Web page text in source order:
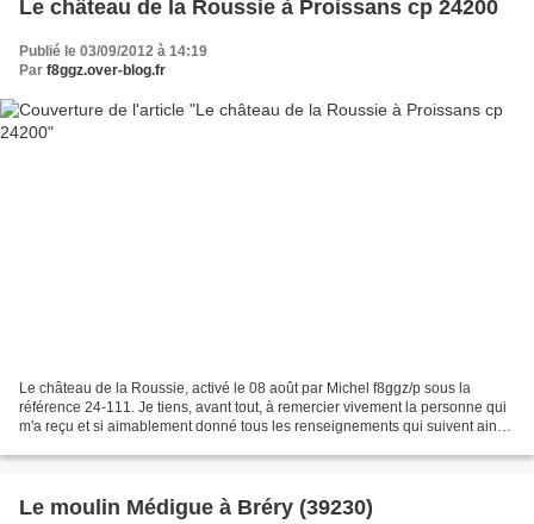
Le château de la Roussie à Proissans cp 24200
Publié le 03/09/2012 à 14:19
Par f8ggz.over-blog.fr
Le château de la Roussie, activé le 08 août par Michel f8ggz/p sous la
référence 24-111. Je tiens, avant tout, à remercier vivement la personne qui
m'a reçu et si aimablement donné tous les renseignements qui suivent ainsi
Le moulin Médigue à Bréry (39230)